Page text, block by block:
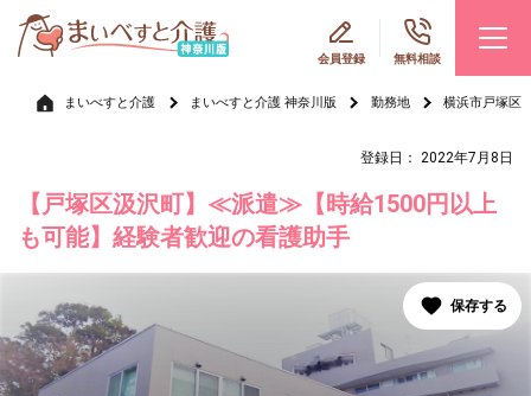
会員登録 無料相談
まいべすと介護 まいべすと介護 神奈川版 勤務地 横浜市戸塚区
登録日： 2022年7月8日
【戸塚区汲沢町】≪派遣≫【時給1500円以上
も可能】経験者歓迎の看護助手